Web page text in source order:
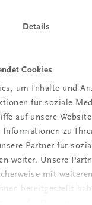
Details
Cookies
um Inhalte und
für soziale
auf unsere
zu
Partner für
weiter. Unsere
mit
bereitgestellt